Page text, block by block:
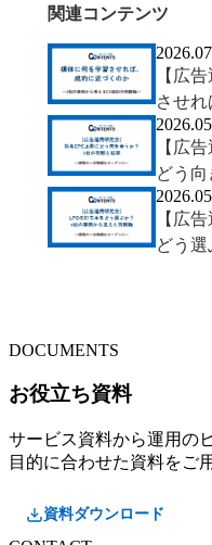
関連コンテンツ
【広
させ
社の事
軸
【広
どう
【広
どう
DOCUMENTS
お役立ち資料
サービス資料から運用の
目的に合わせた資料をご
資料ダウンロード